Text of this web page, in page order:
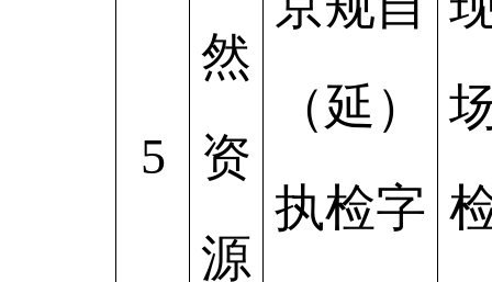
5
然
资
源
（延）
执检字